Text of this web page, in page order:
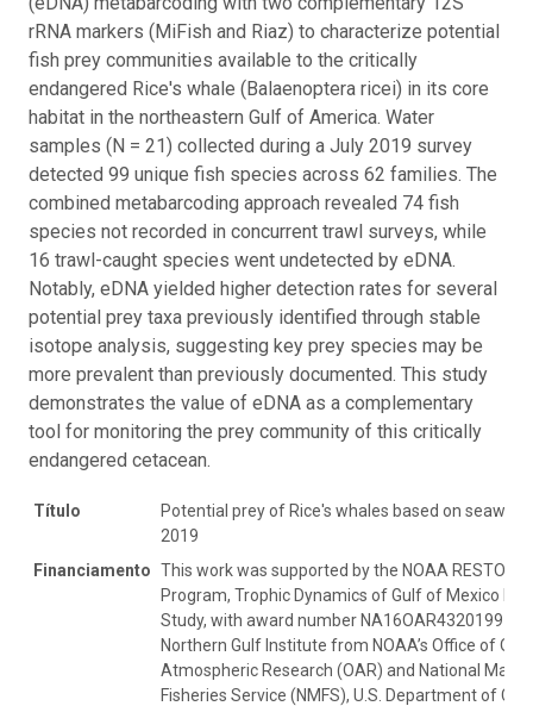
rRNA markers (MiFish and Riaz) to characterize potential
fish prey communities available to the critically
endangered Rice's whale (Balaenoptera ricei) in its core
habitat in the northeastern Gulf of America. Water
samples (N = 21) collected during a July 2019 survey
detected 99 unique fish species across 62 families. The
combined metabarcoding approach revealed 74 fish
species not recorded in concurrent trawl surveys, while
16 trawl-caught species went undetected by eDNA.
Notably, eDNA yielded higher detection rates for several
potential prey taxa previously identified through stable
isotope analysis, suggesting key prey species may be
more prevalent than previously documented. This study
demonstrates the value of eDNA as a complementary
tool for monitoring the prey community of this critically
endangered cetacean.
Título
Potential prey of Rice's whales based on
2019
Financiamento This work was supported by the NOAA RESTORE
Program, Trophic Dynamics of Gulf of Mexico
Study, with award number NA16OAR4320199 to
Northern Gulf Institute from NOAA’s Office of
Atmospheric Research (OAR) and National
Fisheries Service (NMFS), U.S. Department of